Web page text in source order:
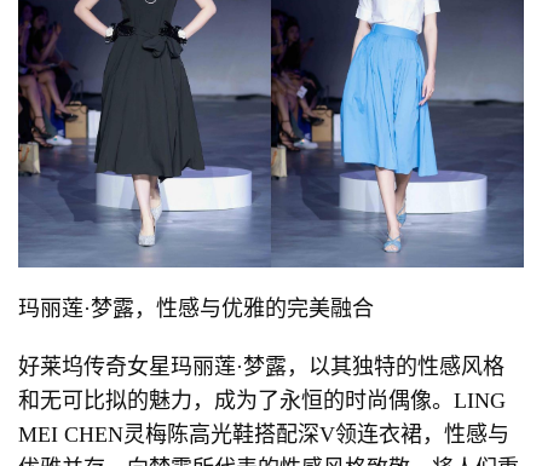
玛丽莲·梦露，性感与优雅的完美融合
好莱坞传奇女星玛丽莲·梦露，以其独特的性感风格
和无可比拟的魅力，成为了永恒的时尚偶像。LING
MEI CHEN灵梅陈高光鞋搭配深V领连衣裙，性感与